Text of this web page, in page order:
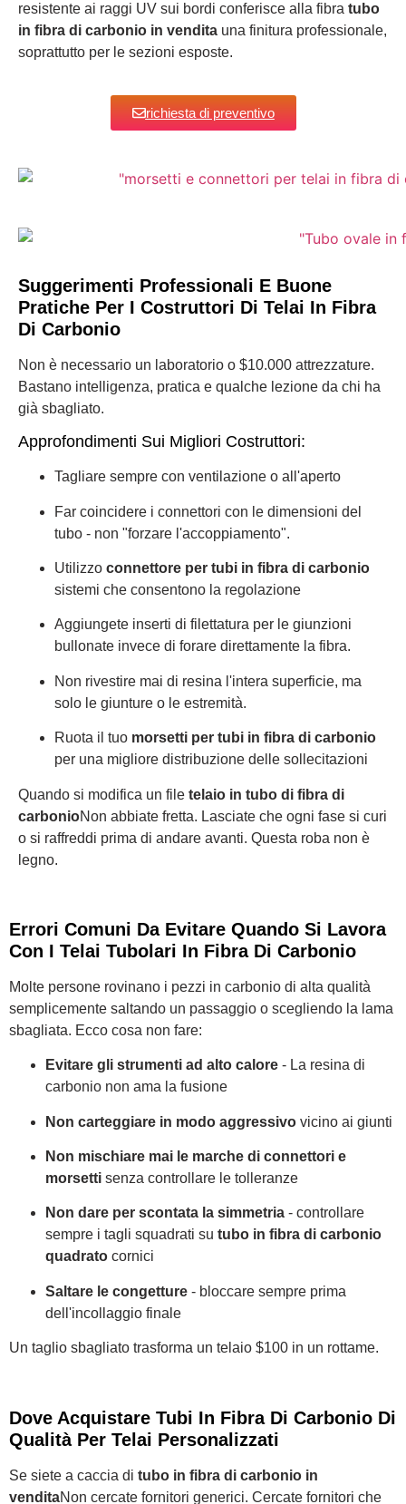
resistente ai raggi UV sui bordi conferisce alla fibra tubo
in fibra di carbonio in vendita una finitura professionale,
soprattutto per le sezioni esposte.
richiesta di preventivo
Suggerimenti Professionali E Buone
Pratiche Per I Costruttori Di Telai In Fibra
Di Carbonio
Non è necessario un laboratorio o $10.000 attrezzature.
Bastano intelligenza, pratica e qualche lezione da chi ha
già sbagliato.
Approfondimenti Sui Migliori Costruttori:
Tagliare sempre con ventilazione o all'aperto
Far coincidere i connettori con le dimensioni del
tubo - non "forzare l'accoppiamento".
Utilizzo connettore per tubi in fibra di carbonio
sistemi che consentono la regolazione
Aggiungete inserti di filettatura per le giunzioni
bullonate invece di forare direttamente la fibra.
Non rivestire mai di resina l'intera superficie, ma
solo le giunture o le estremità.
Ruota il tuo morsetti per tubi in fibra di carbonio
per una migliore distribuzione delle sollecitazioni
Quando si modifica un file telaio in tubo di fibra di
carbonioNon abbiate fretta. Lasciate che ogni fase si curi
o si raffreddi prima di andare avanti. Questa roba non è
legno.
Errori Comuni Da Evitare Quando Si Lavora
Con I Telai Tubolari In Fibra Di Carbonio
Molte persone rovinano i pezzi in carbonio di alta qualità
semplicemente saltando un passaggio o scegliendo la lama
sbagliata. Ecco cosa non fare:
Evitare gli strumenti ad alto calore - La resina di
carbonio non ama la fusione
Non carteggiare in modo aggressivo vicino ai giunti
Non mischiare mai le marche di connettori e
morsetti senza controllare le tolleranze
Non dare per scontata la simmetria - controllare
sempre i tagli squadrati su tubo in fibra di carbonio
quadrato cornici
Saltare le congetture - bloccare sempre prima
dell'incollaggio finale
Un taglio sbagliato trasforma un telaio $100 in un rottame.
Dove Acquistare Tubi In Fibra Di Carbonio Di
Qualità Per Telai Personalizzati
Se siete a caccia di tubo in fibra di carbonio in
venditaNon cercate fornitori generici. Cercate fornitori che